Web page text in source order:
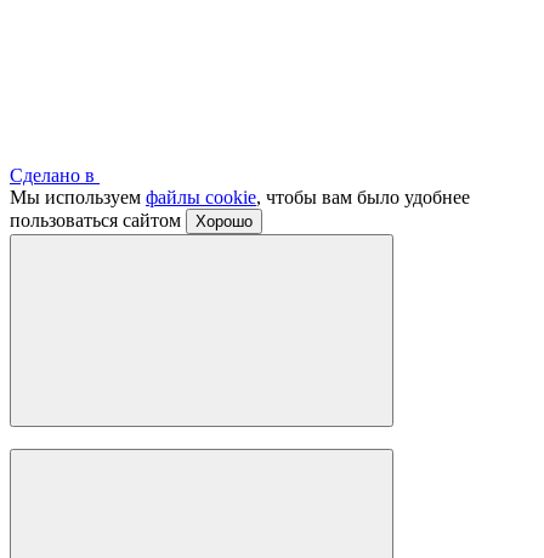
Сделано в
Мы используем файлы cookie, чтобы вам было удобнее
пользоваться сайтом
Хорошо